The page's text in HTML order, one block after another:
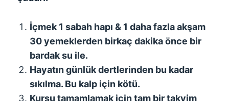
İçmek 1 sabah hapı & 1 daha fazla akşam
30 yemeklerden birkaç dakika önce bir
bardak su ile.
Hayatın günlük dertlerinden bu kadar
sıkılma. Bu kalp için kötü.
Kursu tamamlamak için tam bir takvim